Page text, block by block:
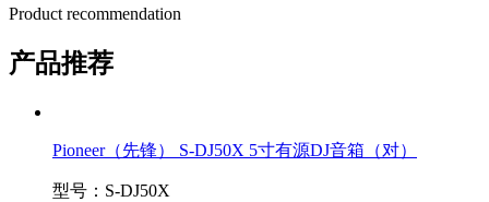
Product recommendation
产品推荐
Pioneer（先锋） S-DJ50X 5寸有源DJ音箱（对）
型号：S-DJ50X